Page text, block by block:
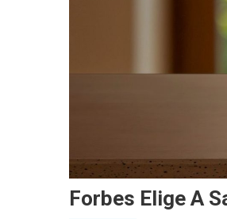
Forbes Elige A